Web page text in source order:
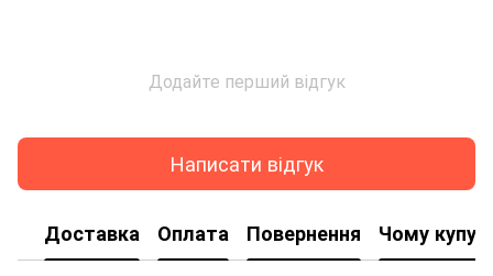
Додайте перший відгук
Написати відгук
Доставка Оплата Повернення Чому